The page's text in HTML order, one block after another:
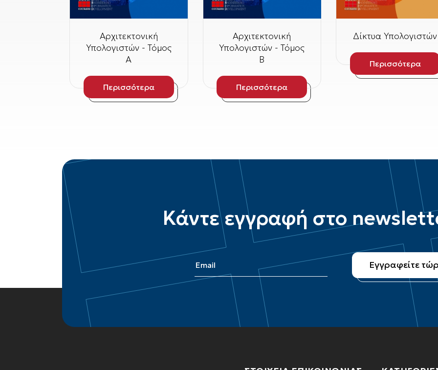
Αρχιτεκτονική
Υπολογιστών - Τόμος
Α
Περισσότερα
Αρχιτεκτονική
Υπολογιστών - Τόμος
Β
Περισσότερα
Δίκτυα Υπολογιστών
Περισσότερα
Κάντε εγγραφή στο